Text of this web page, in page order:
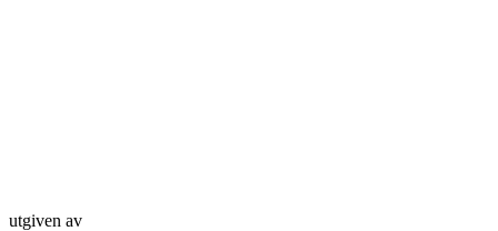
utgiven av